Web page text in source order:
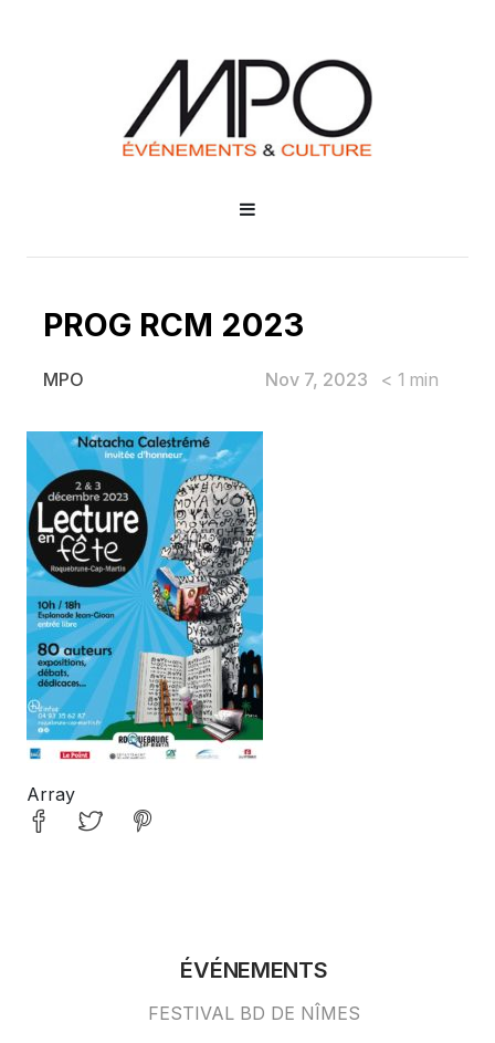
PROG RCM 2023
MPO Nov 7, 2023 < 1 min
PROG RCM 2023
Array
ÉVÉNEMENTS
FESTIVAL BD DE NÎMES